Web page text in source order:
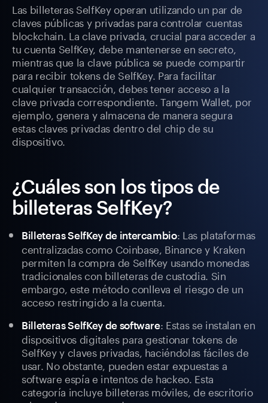
Las billeteras SelfKey operan utilizando un par de
claves públicas y privadas para controlar cuentas
blockchain. La clave privada, crucial para acceder a
tu cuenta SelfKey, debe mantenerse en secreto,
mientras que la clave pública se puede compartir
para recibir tokens de SelfKey. Para facilitar
cualquier transacción, debes tener acceso a la
clave privada correspondiente. Tangem Wallet, por
ejemplo, genera y almacena de manera segura
estas claves privadas dentro del chip de su
dispositivo.
¿Cuáles son los tipos de
billeteras SelfKey?
Billeteras SelfKey de intercambio: Las plataformas
centralizadas como Coinbase, Binance y Kraken
permiten la compra de SelfKey usando monedas
tradicionales con billeteras de custodia. Sin
embargo, este método conlleva el riesgo de un
acceso restringido a la cuenta.
Billeteras SelfKey de software: Estas se instalan en
dispositivos digitales para gestionar tokens de
SelfKey y claves privadas, haciéndolas fáciles de
usar. No obstante, pueden estar expuestas a
software espía e intentos de hackeo. Esta
categoría incluye billeteras móviles, de escritorio